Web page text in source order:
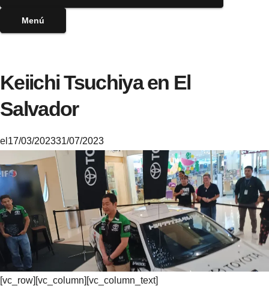
Menú
Keiichi Tsuchiya en El
Salvador
i
k
e
el 17/03/202331/07/2023
[vc_row][vc_column][vc_column_text]